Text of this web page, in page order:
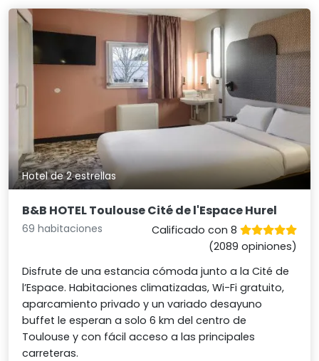
Hotel de 2 estrellas
B&B HOTEL Toulouse Cité de l'Espace Hurel
69 habitaciones
Calificado con 8
(2089 opiniones)
Disfrute de una estancia cómoda junto a la Cité de
l’Espace. Habitaciones climatizadas, Wi-Fi gratuito,
aparcamiento privado y un variado desayuno
buffet le esperan a solo 6 km del centro de
Toulouse y con fácil acceso a las principales
carreteras.